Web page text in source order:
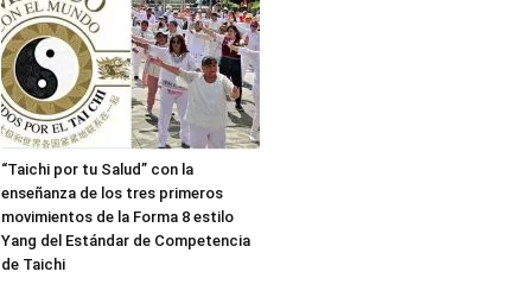
“Taichi por tu Salud” con la
enseñanza de los tres primeros
movimientos de la Forma 8 estilo
Yang del Estándar de Competencia
de Taichi